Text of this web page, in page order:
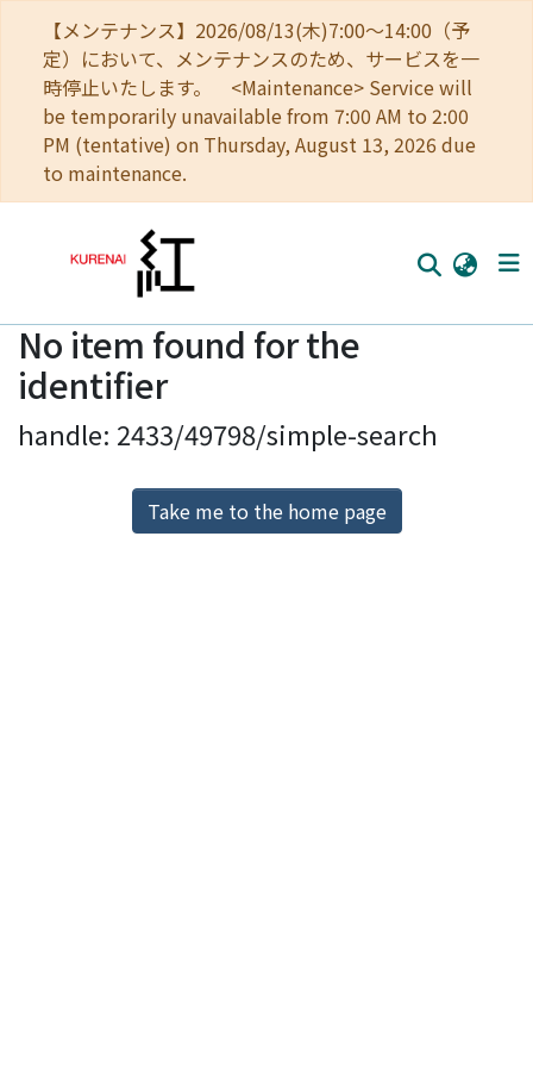
【メンテナンス】2026/08/13(木)7:00～14:00（予
定）において、メンテナンスのため、サービスを一
時停止いたします。 <Maintenance> Service will
be temporarily unavailable from 7:00 AM to 2:00
PM (tentative) on Thursday, August 13, 2026 due
to maintenance.
Home
Communities
Browse
Download Ranking
No item found for the
identifier
handle: 2433/49798/simple-search
Take me to the home page